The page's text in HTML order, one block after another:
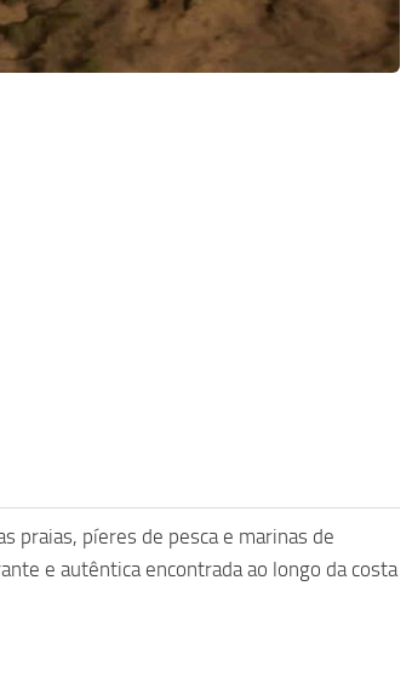
praias, píeres de pesca e marinas de
e autêntica encontrada ao longo da costa